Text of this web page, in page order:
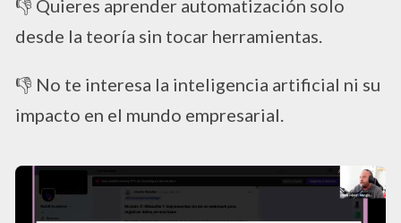
👎 Quieres aprender automatización solo
desde la teoría sin tocar herramientas.
👎 No te interesa la inteligencia artificial ni su
impacto en el mundo empresarial.